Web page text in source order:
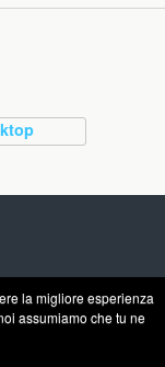
la migliore esperienza
assumiamo che tu ne